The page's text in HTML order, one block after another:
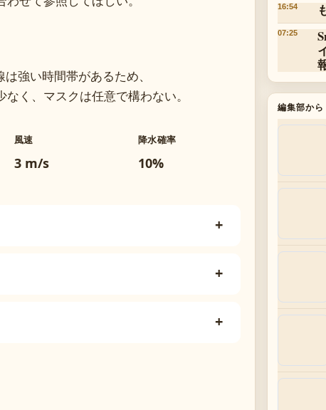
強い時間帯があるため、
く、マスクは任意で構わない。
風速
3 m/s
降水確率
10%
16:54
07:25
編集部から